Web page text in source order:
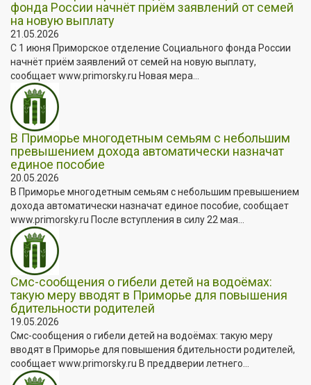
фонда России начнёт приём заявлений от семей
на новую выплату
21.05.2026
С 1 июня Приморское отделение Социального фонда России
начнёт приём заявлений от семей на новую выплату,
сообщает www.primorsky.ru Новая мера...
В Приморье многодетным семьям с небольшим
превышением дохода автоматически назначат
единое пособие
20.05.2026
В Приморье многодетным семьям с небольшим превышением
дохода автоматически назначат единое пособие, сообщает
www.primorsky.ru После вступления в силу 22 мая...
Смс-сообщения о гибели детей на водоёмах:
такую меру вводят в Приморье для повышения
бдительности родителей
19.05.2026
Смс-сообщения о гибели детей на водоёмах: такую меру
вводят в Приморье для повышения бдительности родителей,
сообщает www.primorsky.ru В преддверии летнего...